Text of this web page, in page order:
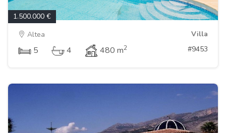
1.500.000 €
Altea
Villa
5 4 480 m2 #9453